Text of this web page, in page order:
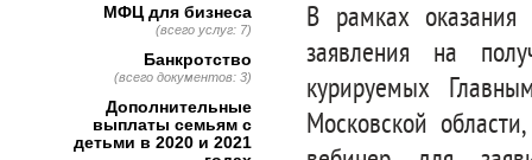
В рамках оказания
заявления на
курируемых
Московской
МФЦ для бизнеса
(всего услуг: 7)
Банкротство
(всего документов: 3)
Дополнительные
выплаты семьям с
детьми в 2020 и 2021